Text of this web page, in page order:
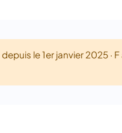
le 1er janvier 2025 ·